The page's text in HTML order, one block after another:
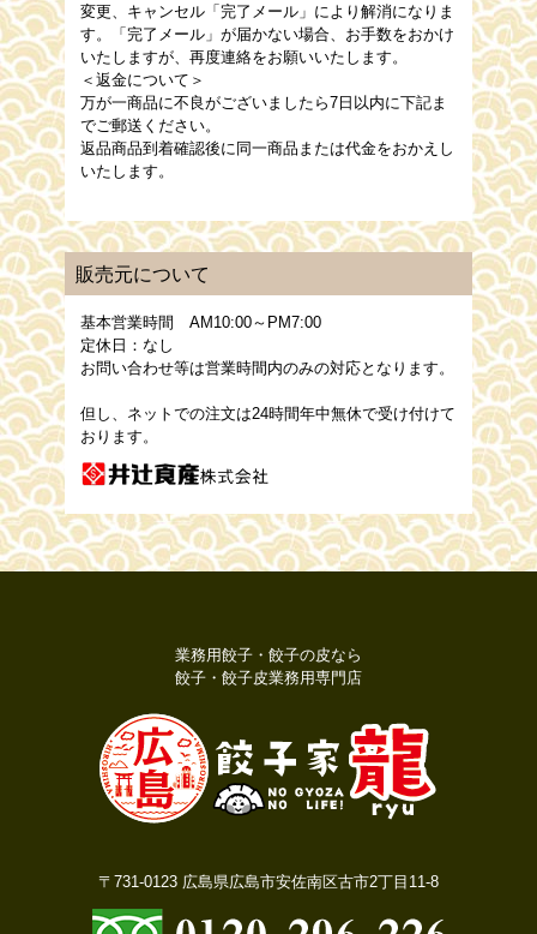
変更、キャンセル「完了メール」により解消になりま
す。「完了メール」が届かない場合、お手数をおかけ
いたしますが、再度連絡をお願いいたします。
＜返金について＞
万が一商品に不良がございましたら7日以内に下記ま
でご郵送ください。
返品商品到着確認後に同一商品または代金をおかえし
いたします。
販売元について
基本営業時間 AM10:00～PM7:00
定休日：なし
お問い合わせ等は営業時間内のみの対応となります。
但し、ネットでの注文は24時間年中無休で受け付けて
おります。
業務用餃子・餃子の皮なら
餃子・餃子皮業務用専門店
〒731-0123 広島県広島市安佐南区古市2丁目11-8